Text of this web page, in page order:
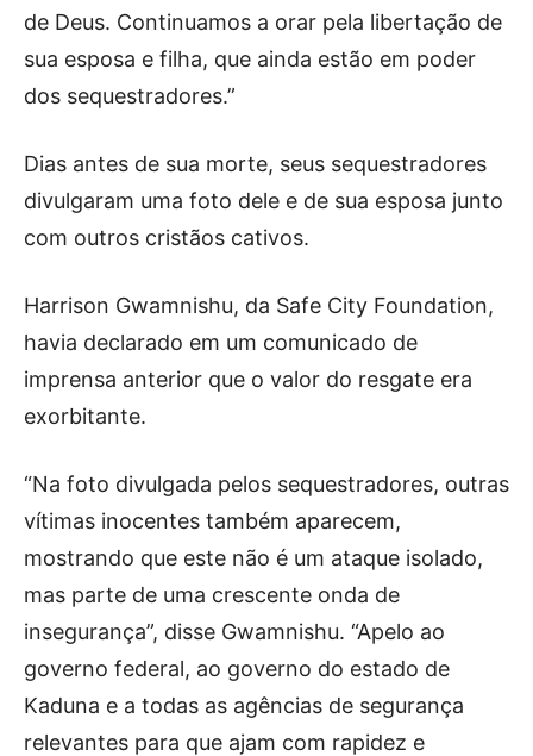
de Deus. Continuamos a orar pela libertação de
sua esposa e filha, que ainda estão em poder
dos sequestradores.”
Dias antes de sua morte, seus sequestradores
divulgaram uma foto dele e de sua esposa junto
com outros cristãos cativos.
Harrison Gwamnishu, da Safe City Foundation,
havia declarado em um comunicado de
imprensa anterior que o valor do resgate era
exorbitante.
“Na foto divulgada pelos sequestradores, outras
vítimas inocentes também aparecem,
mostrando que este não é um ataque isolado,
mas parte de uma crescente onda de
insegurança”, disse Gwamnishu. “Apelo ao
governo federal, ao governo do estado de
Kaduna e a todas as agências de segurança
relevantes para que ajam com rapidez e